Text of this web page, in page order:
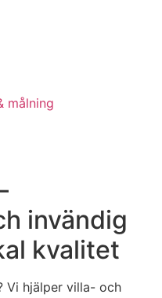
målning
invändig
kvalitet
Vi hjälper villa- och